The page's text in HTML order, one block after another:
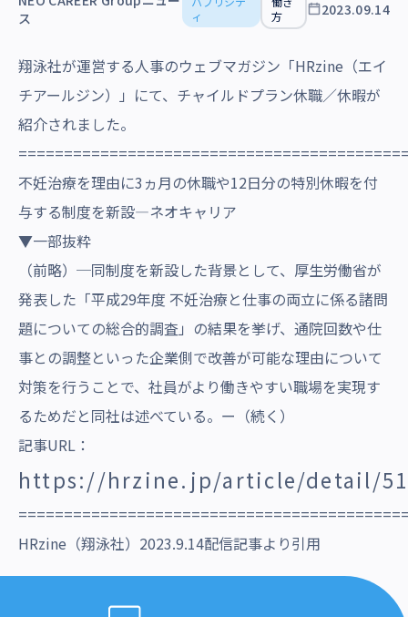
ス
ィ
方
2023.09.14
翔泳社が運営する人事のウェブマガジン「HRzine（エイ
チアールジン）」にて、チャイルドプラン休職／休暇が
紹介されました。
不妊治療を理由に3ヵ月の休職や12日分の特別休暇を付
与する制度を新設—ネオキャリア
▼一部抜粋
（前略）─同制度を新設した背景として、厚生労働省が
発表した「平成29年度 不妊治療と仕事の両立に係る諸問
題についての総合的調査」の結果を挙げ、通院回数や仕
事との調整といった企業側で改善が可能な理由について
対策を行うことで、社員がより働きやすい職場を実現す
るためだと同社は述べている。ー（続く）
記事URL：
https://hrzine.jp/article/detail/
HRzine（翔泳社）2023.9.14配信記事より引用